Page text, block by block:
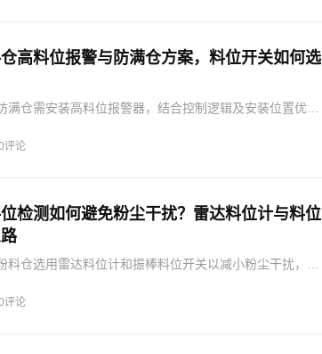
高料位报警与防满仓方案，料位开关如何选
满仓需安装高料位报警器，结合控制逻辑及安装位置优
评论
检测如何避免粉尘干扰？雷达料位计与料位
料仓选用雷达料位计和振棒料位开关以减小粉尘干扰，需
评论